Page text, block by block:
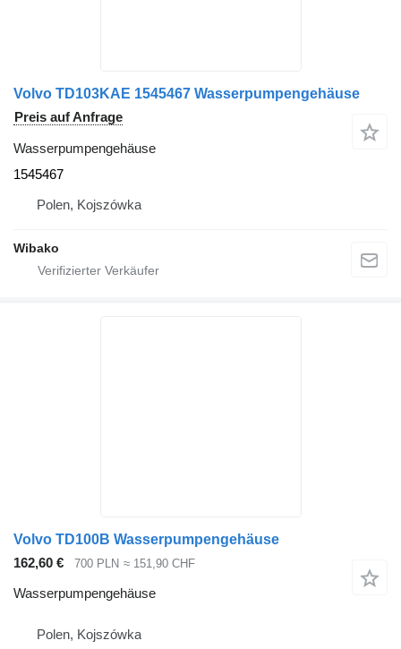
Volvo TD103KAE 1545467 Wasserpumpengehäuse
Preis auf Anfrage
Wasserpumpengehäuse
1545467
Polen, Kojszówka
Wibako
Volvo TD100B Wasserpumpengehäuse
162,60 €
700 PLN ≈ 151,90 CHF
Wasserpumpengehäuse
Polen, Kojszówka